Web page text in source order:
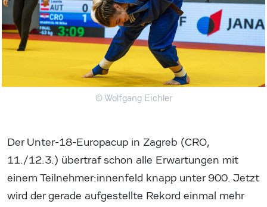
© Wolfgang Eichler
Der Unter-18-Europacup in Zagreb (CRO,
11./12.3.) übertraf schon alle Erwartungen mit
einem Teilnehmer:innenfeld knapp unter 900. Jetzt
wird der gerade aufgestellte Rekord einmal mehr